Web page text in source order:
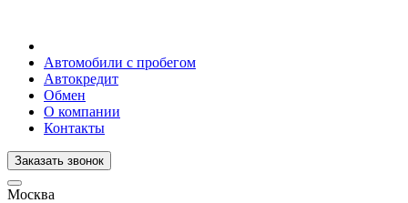
Автомобили с пробегом
Автокредит
Обмен
О компании
Контакты
Заказать звонок
Москва